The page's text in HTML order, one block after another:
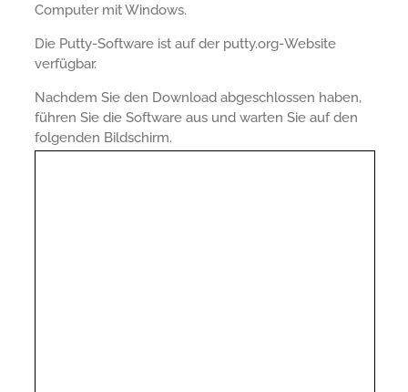
Computer mit Windows.
Die Putty-Software ist auf der putty.org-Website
verfügbar.
Nachdem Sie den Download abgeschlossen haben,
führen Sie die Software aus und warten Sie auf den
folgenden Bildschirm.